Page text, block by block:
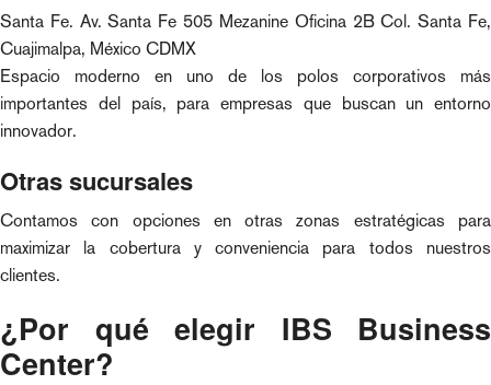
Santa Fe. Av. Santa Fe 505 Mezanine Oficina 2B Col. Santa Fe,
Cuajimalpa, México CDMX
Espacio moderno en uno de los polos corporativos más
importantes del país, para empresas que buscan un entorno
innovador.
Otras sucursales
Contamos con opciones en otras zonas estratégicas para
maximizar la cobertura y conveniencia para todos nuestros
clientes.
¿Por qué elegir IBS Business
Center?